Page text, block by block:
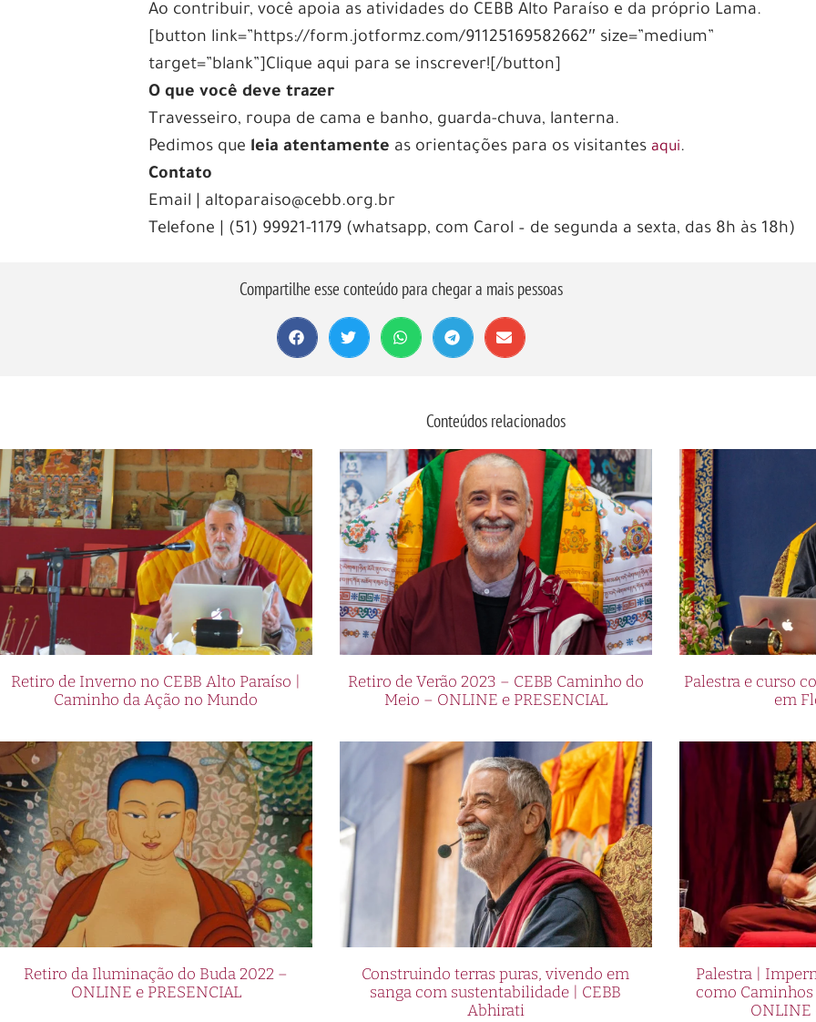
Ao contribuir, você apoia as atividades do CEBB Alto Paraíso e da próprio Lama.
[button link=”https://form.jotformz.com/91125169582662″ size=”medium”
target=”blank”]Clique aqui para se inscrever![/button]
O que você deve trazer
Travesseiro, roupa de cama e banho, guarda-chuva, lanterna.
Pedimos que leia atentamente as orientações para os visitantesaqui.
Contato
Email | altoparaiso@cebb.org.br
Telefone | (51) 99921-1179 (whatsapp, com Carol – de segunda a sexta, das 8h às 18h)
Compartilhe esse conteúdo para chegar a mais pessoas
Conteúdos relacionados
Retiro de Inverno no CEBB Alto Paraíso |
Caminho da Ação no Mundo
Retiro de Verão 2023 – CEBB Caminho do
Meio – ONLINE e PRESENCIAL
Palestra e curso
em
Retiro da Iluminação do Buda 2022 –
ONLINE e PRESENCIAL
Construindo terras puras, vivendo em
sanga com sustentabilidade | CEBB
Abhirati
Palestra |
como
ONLINE